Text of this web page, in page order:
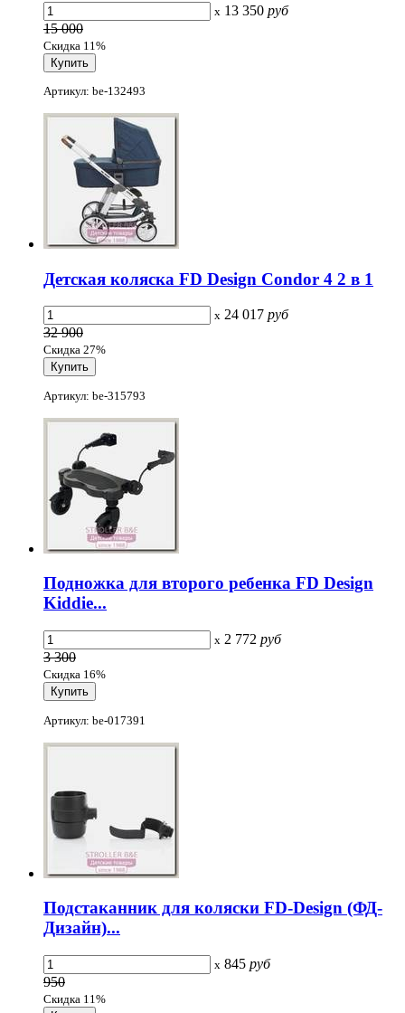
x 13 350 руб
15 000
Скидка 11%
Артикул: be-132493
Детская коляска FD Design Condor 4 2 в 1
x 24 017 руб
32 900
Скидка 27%
Артикул: be-315793
Подножка для второго ребенка FD Design
Kiddie...
x 2 772 руб
3 300
Скидка 16%
Артикул: be-017391
Подстаканник для коляски FD-Design (ФД-
Дизайн)...
x 845 руб
950
Скидка 11%